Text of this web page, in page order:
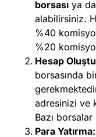
borsası ya da
alabilirsiniz.
%40
%20
Hesap
borsasında
adresinizi ve
Bazı
Para Yatırma: